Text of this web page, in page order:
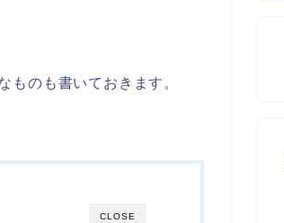
ものも書いておきます。
CLOSE